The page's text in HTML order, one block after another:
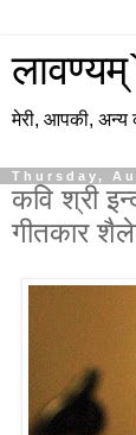
मेरी, आपकी, अन्य
Thursday,
कवि श्री
गीतकार